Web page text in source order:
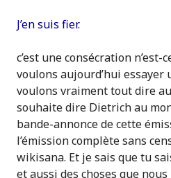
J’en suis fier.
c’est une consécration n’est-
voulons aujourd’hui essayer
voulons vraiment tout dire
souhaite dire Dietrich au
bande-annonce de cette
l’émission complète sans
wikisana. Et je sais que tu
et aussi des choses que